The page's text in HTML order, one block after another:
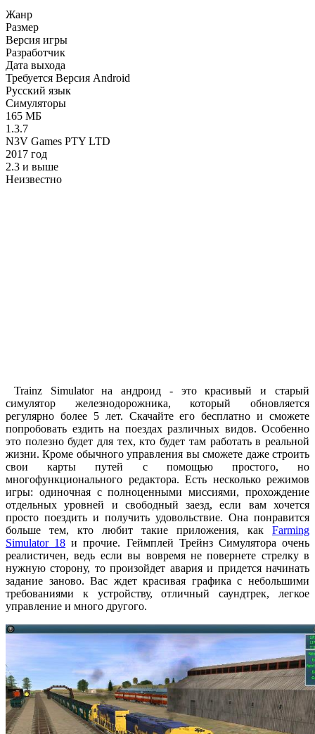
Жанр
Размер
Версия игры
Разработчик
Дата выхода
Требуется Версия Android
Русский язык
Симуляторы
165 МБ
1.3.7
N3V Games PTY LTD
2017 год
2.3 и выше
Неизвестно
Trainz Simulator на андроид - это красивый и старый
симулятор железнодорожника, который обновляется
регулярно более 5 лет. Скачайте его бесплатно и сможете
попробовать ездить на поездах различных видов. Особенно
это полезно будет для тех, кто будет там работать в реальной
жизни. Кроме обычного управления вы сможете даже строить
свои карты путей с помощью простого, но
многофункционального редактора. Есть несколько режимов
игры: одиночная с полноценными миссиями, прохождение
отдельных уровней и свободный заезд, если вам хочется
просто поездить и получить удовольствие. Она понравится
больше тем, кто любит такие приложения, как Farming
Simulator 18 и прочие. Геймплей Трейнз Симулятора очень
реалистичен, ведь если вы вовремя не повернете стрелку в
нужную сторону, то произойдет авария и придется начинать
задание заново. Вас ждет красивая графика с небольшими
требованиями к устройству, отличный саундтрек, легкое
управление и много другого.